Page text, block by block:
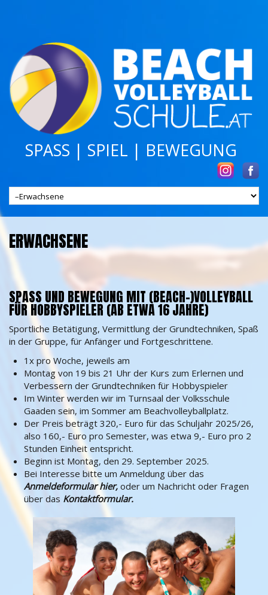
SPASS | SPIEL | BEWEGUNG
ERWACHSENE
SPASS UND BEWEGUNG MIT (BEACH-)VOLLEYBALL F
ÜR HOBBYSPIELER (AB ETWA 16 JAHRE)
Sportliche Betätigung, Vermittlung der Grundtechniken, Spaß
in der Gruppe, für Anfänger und Fortgeschrittene.
1x pro Woche, jeweils am
Montag von 19 bis 21 Uhr der Kurs zum Erlernen und
Verbessern der Grundtechniken für Hobbyspieler
Im Winter werden wir im Turnsaal der Volksschule
Gaaden sein, im Sommer am Beachvolleyballplatz.
Der Preis beträgt 320,- Euro für das Schuljahr 2025/26,
also 160,- Euro pro Semester, was etwa 9,- Euro pro 2
Stunden Einheit entspricht.
Beginn ist Montag, den 29. September 2025.
Bei Interesse bitte um Anmeldung über das
Anmeldeformular hier, oder um Nachricht oder Fragen
über das Kontaktformular.